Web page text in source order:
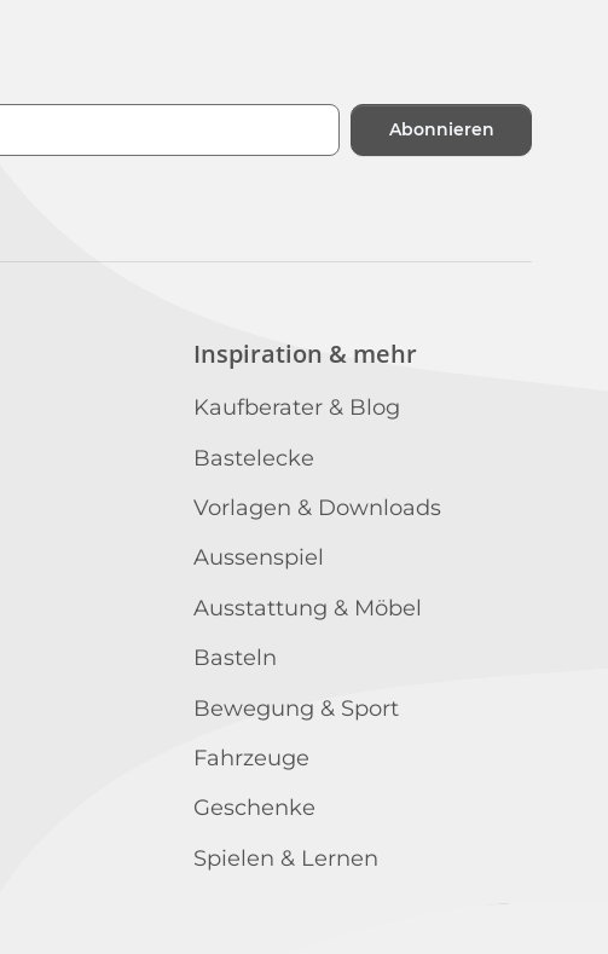
Abonnieren
Inspiration & mehr
Kaufberater & Blog
Bastelecke
Vorlagen & Downloads
Aussenspiel
Ausstattung & Möbel
Basteln
Bewegung & Sport
Fahrzeuge
Geschenke
Spielen & Lernen